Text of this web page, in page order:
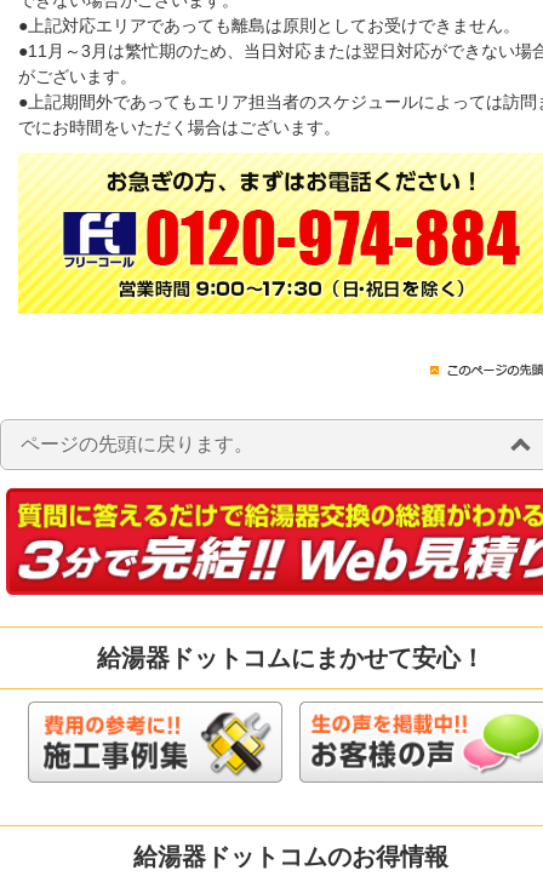
●上記対応エリアであっても離島は原則としてお受けできません。
●11月～3月は繁忙期のため、当日対応または翌日対応ができない場
がございます。
●上記期間外であってもエリア担当者のスケジュールによっては訪問
でにお時間をいただく場合はございます。
ページの先頭に戻ります。
給湯器ドットコムにまかせて安心！
給湯器ドットコムのお得情報